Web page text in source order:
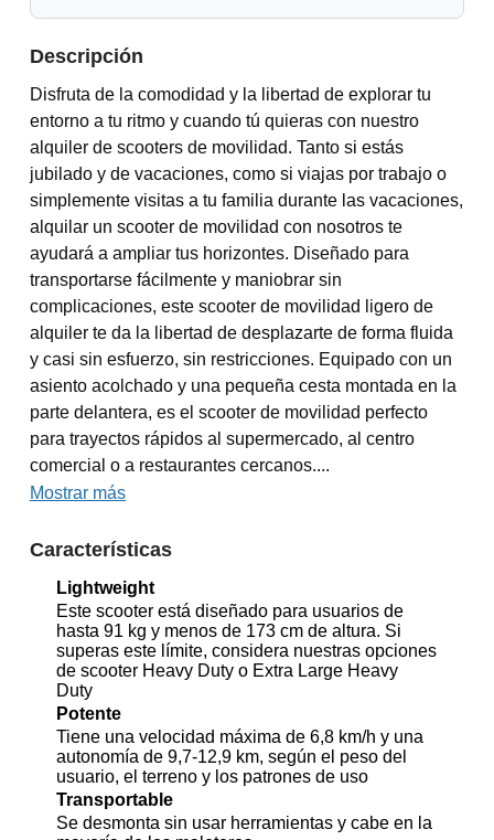
Descripción
Disfruta de la comodidad y la libertad de explorar tu
entorno a tu ritmo y cuando tú quieras con nuestro
alquiler de scooters de movilidad. Tanto si estás
jubilado y de vacaciones, como si viajas por trabajo o
simplemente visitas a tu familia durante las vacaciones,
alquilar un scooter de movilidad con nosotros te
ayudará a ampliar tus horizontes. Diseñado para
transportarse fácilmente y maniobrar sin
complicaciones, este scooter de movilidad ligero de
alquiler te da la libertad de desplazarte de forma fluida
y casi sin esfuerzo, sin restricciones. Equipado con un
asiento acolchado y una pequeña cesta montada en la
parte delantera, es el scooter de movilidad perfecto
para trayectos rápidos al supermercado, al centro
comercial o a restaurantes cercanos....
Mostrar más
Características
Lightweight
Este scooter está diseñado para usuarios de
hasta 91 kg y menos de 173 cm de altura. Si
superas este límite, considera nuestras opciones
de scooter Heavy Duty o Extra Large Heavy
Duty
Potente
Tiene una velocidad máxima de 6,8 km/h y una
autonomía de 9,7-12,9 km, según el peso del
usuario, el terreno y los patrones de uso
Transportable
Se desmonta sin usar herramientas y cabe en la